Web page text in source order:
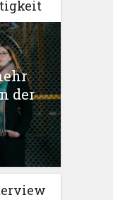
der